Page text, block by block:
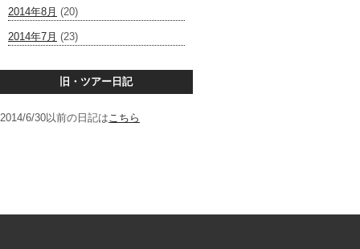
2014年8月 (20)
2014年7月 (23)
旧・ツアー日記
2014/6/30以前の日記はこちら